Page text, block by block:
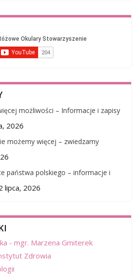
możliwości – Informacje i zapisy
2026
możemy więcej – zwiedzamy
państwa polskiego – informacje i
lipca, 2026
- mgr. Marzena Gmiterek
Zdrowia